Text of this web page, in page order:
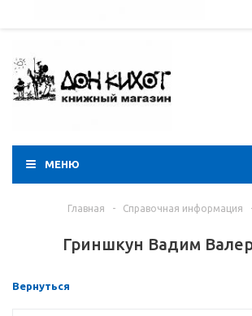
МЕНЮ
Главная - Справочная информация
Гриншкун Вадим
Вернуться